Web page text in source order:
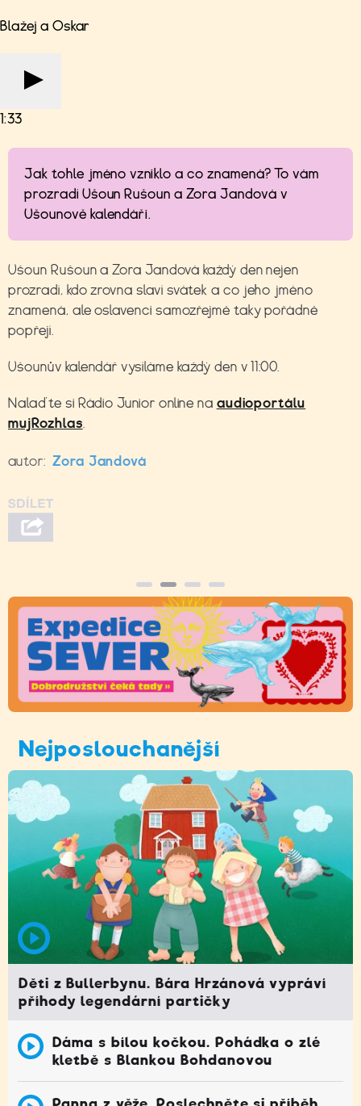
Blažej a Oskar
1:33
Jak tohle jméno vzniklo a co znamená? To vám
prozradí Ušoun Rušoun a Zora Jandová v
Ušounově kalendáři.
Ušoun Rušoun a Zora Jandová každý den nejen
prozradí, kdo zrovna slaví svátek a co jeho jméno
znamená, ale oslavenci samozřejmě taky pořádně
popřejí.
Ušounův kalendář vysíláme každý den v 11:00.
Nalaďte si Rádio Junior online na audioportálu
mujRozhlas.
autor: Zora Jandová
Nejposlouchanější
Děti z Bullerbynu. Bára Hrzánová vypráví
příhody legendární partičky
Dáma s bílou kočkou. Pohádka o zlé
kletbě s Blankou Bohdanovou